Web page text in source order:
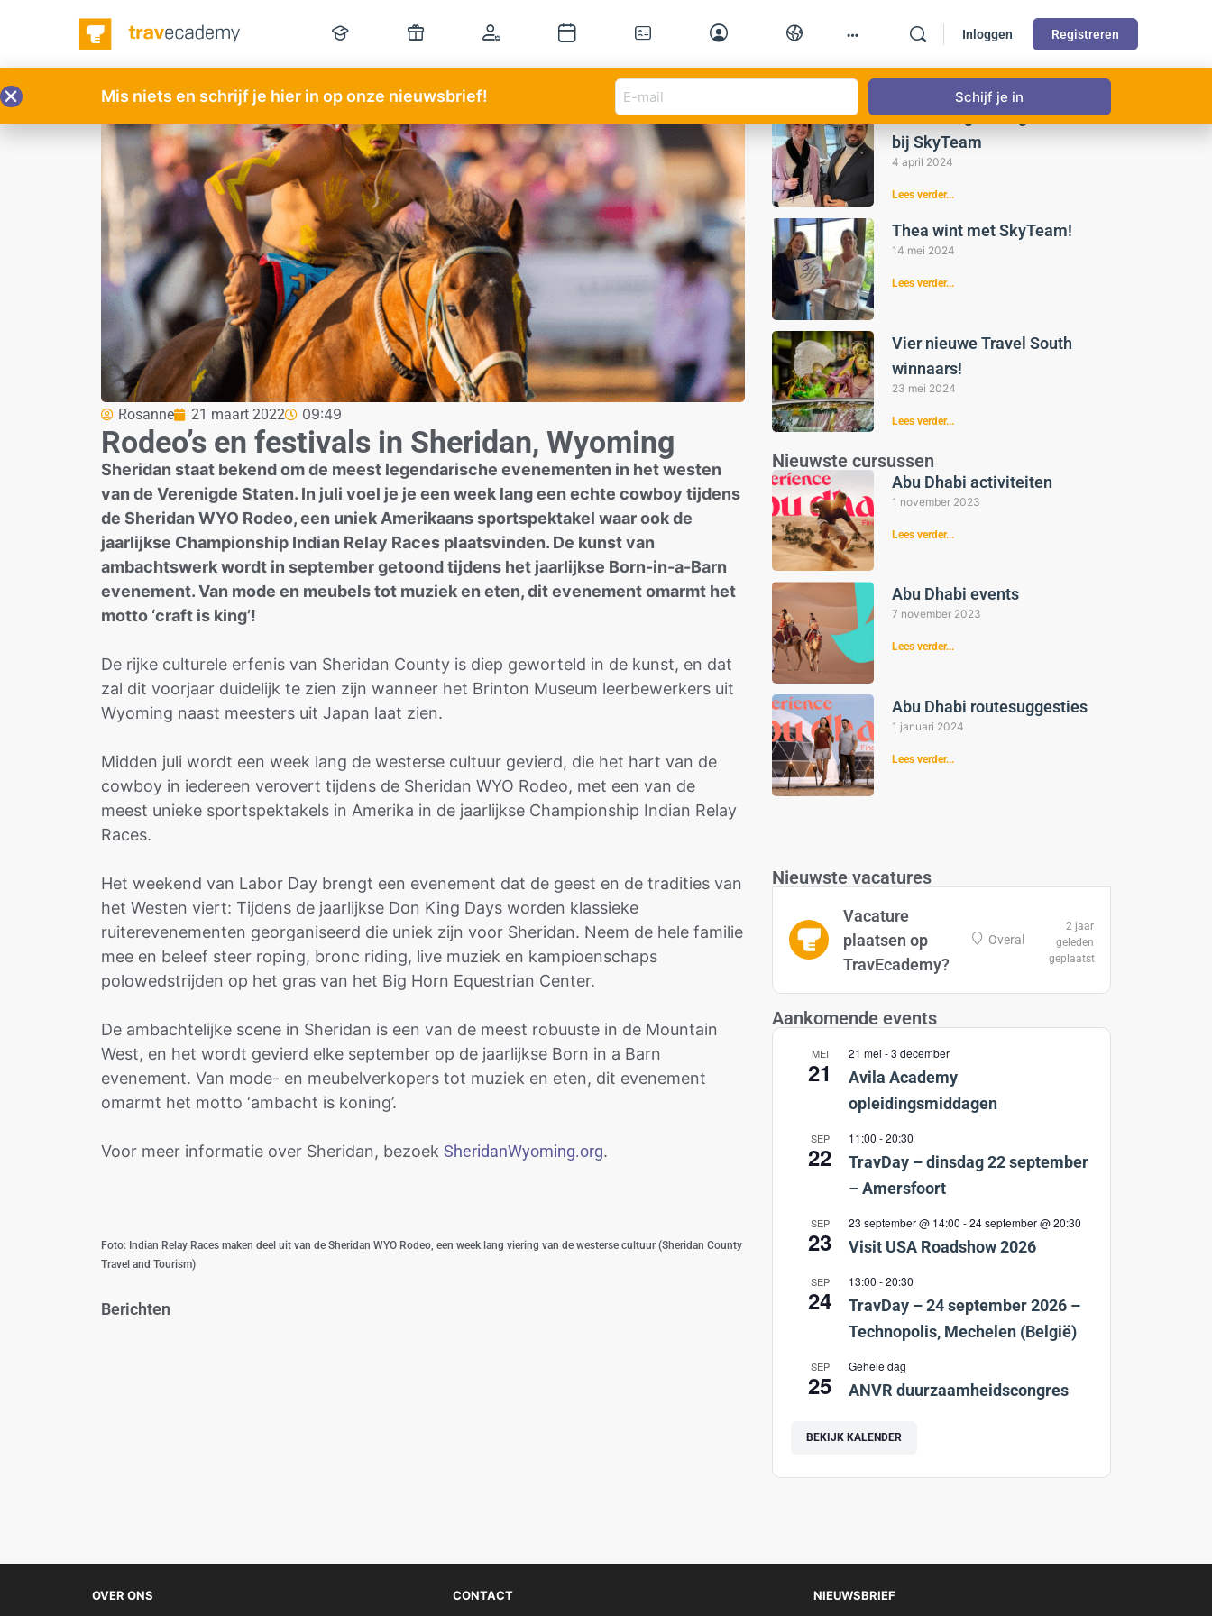
Inloggen Registreren
Rosanne 21 maart 2022 09:49
Rodeo’s en festivals in Sheridan, Wyoming
Sheridan staat bekend om de meest legendarische evenementen in het westen
van de Verenigde Staten. In juli voel je je een week lang een echte cowboy tijdens
de Sheridan WYO Rodeo, een uniek Amerikaans sportspektakel waar ook de
jaarlijkse Championship Indian Relay Races plaatsvinden. De kunst van
ambachtswerk wordt in september getoond tijdens het jaarlijkse Born-in-a-Barn
evenement. Van mode en meubels tot muziek en eten, dit evenement omarmt het
motto ‘craft is king’!
De rijke culturele erfenis van Sheridan County is diep geworteld in de kunst, en dat
zal dit voorjaar duidelijk te zien zijn wanneer het Brinton Museum leerbewerkers uit
Wyoming naast meesters uit Japan laat zien.
Midden juli wordt een week lang de westerse cultuur gevierd, die het hart van de
cowboy in iedereen verovert tijdens de Sheridan WYO Rodeo, met een van de
meest unieke sportspektakels in Amerika in de jaarlijkse Championship Indian Relay
Races.
Het weekend van Labor Day brengt een evenement dat de geest en de tradities van
het Westen viert: Tijdens de jaarlijkse Don King Days worden klassieke
ruiterevenementen georganiseerd die uniek zijn voor Sheridan. Neem de hele familie
mee en beleef steer roping, bronc riding, live muziek en kampioenschaps
polowedstrijden op het gras van het Big Horn Equestrian Center.
De ambachtelijke scene in Sheridan is een van de meest robuuste in de Mountain
West, en het wordt gevierd elke september op de jaarlijkse Born in a Barn
evenement. Van mode- en meubelverkopers tot muziek en eten, dit evenement
omarmt het motto ‘ambacht is koning’.
Voor meer informatie over Sheridan, bezoek SheridanWyoming.org.
Foto: Indian Relay Races maken deel uit van de Sheridan WYO Rodeo, een week lang viering van de westerse cultuur (Sheridan County
Travel and Tourism)
Berichten
Weer een gelukkige winnaar
bij SkyTeam
4 april 2024
Lees verder...
Thea wint met SkyTeam!
14 mei 2024
Lees verder...
Vier nieuwe Travel South
winnaars!
23 mei 2024
Lees verder...
Nieuwste cursussen
Abu Dhabi activiteiten
1 november 2023
Lees verder...
Abu Dhabi events
7 november 2023
Lees verder...
Abu Dhabi routesuggesties
1 januari 2024
Lees verder...
Nieuwste vacatures
Vacature
plaatsen op
TravEcademy?
Overal
2 jaar
geleden
geplaatst
Aankomende events
MEI
21
21 mei -3 december
Avila Academy
opleidingsmiddagen
SEP
22
11:00 -20:30
TravDay – dinsdag 22 september
– Amersfoort
SEP
23
23 september @ 14:00 -24 september @ 20:30
Visit USA Roadshow 2026
SEP
24
13:00 -20:30
TravDay – 24 september 2026 –
Technopolis, Mechelen (België)
SEP
25
Gehele dag
ANVR duurzaamheidscongres
BEKIJK KALENDER
OVER ONS CONTACT NIEUWSBRIEF
Mis niets en schrijf je hier in op onze nieuwsbrief!
E-
mail
adres
(Vereist)